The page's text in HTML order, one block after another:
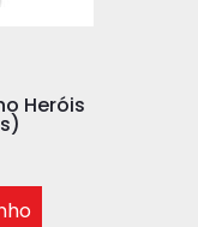
Heróis